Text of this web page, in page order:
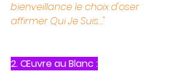
bienveillance le choix d'oser
affirmer Qui Je Suis…"
2. Œuvre au Blanc :